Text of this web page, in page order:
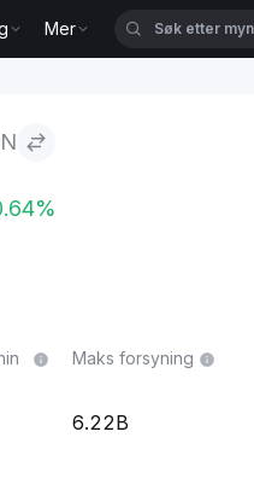
Mer
Maks forsyning
6.22B